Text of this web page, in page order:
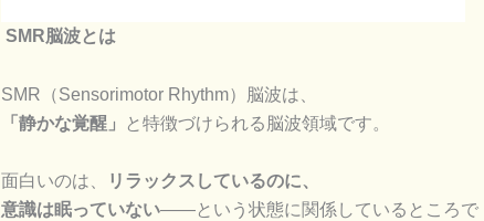
SMR脳波とは
SMR（Sensorimotor Rhythm）脳波は、
「静かな覚醒」
と特徴づけられる脳波領域です。
面白いのは、
リラックスしているのに、
意識は眠っていない——という状態に関係しているところで